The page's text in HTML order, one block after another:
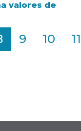
valores de
9 10 11